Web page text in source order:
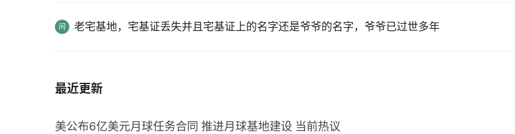
老宅基地，宅基证丢失并且宅基证上的名字还是爷爷的名字，爷爷已过世多年
最近更新
美公布6亿美元月球任务合同 推进月球基地建设 当前热议